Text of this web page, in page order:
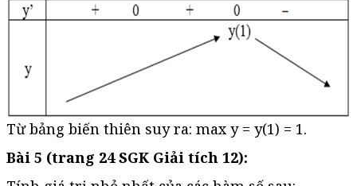
Từ bảng biến thiên suy ra: max y = y(1) = 1.
Bài 5 (trang 24 SGK Giải tích 12):